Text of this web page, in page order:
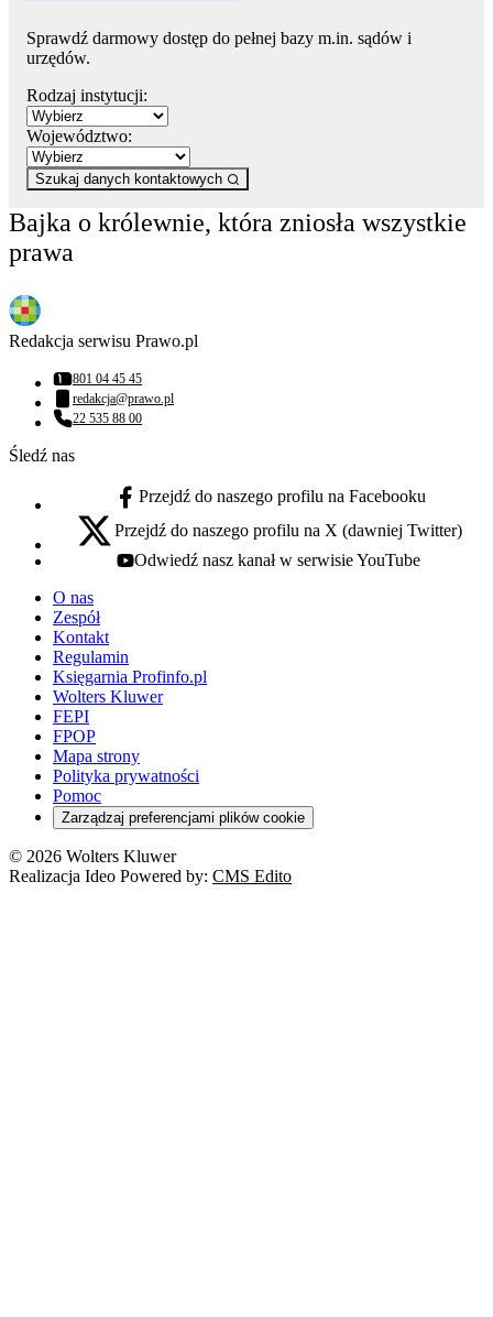
Sprawdź darmowy dostęp do pełnej bazy m.in. sądów i
urzędów.
Rodzaj instytucji:
Województwo:
Szukaj danych kontaktowych
Bajka o królewnie, która zniosła wszystkie
prawa
Redakcja serwisu Prawo.pl
Numer telefonu:
801 04 45 45
Adres email:
redakcja@prawo.pl
Numer telefonu:
22 535 88 00
Śledź nas
facebook - otwiera się w nowej karcie
Przejdź do naszego profilu na Facebooku
x - otwiera się w nowej karcie
Przejdź do naszego profilu na X (dawniej Twitter)
youtube - otwiera się w nowej karcie
Odwiedź nasz kanał w serwisie YouTube
O nas
Zespół
Kontakt
Regulamin
Księgarnia Profinfo.pl
Wolters Kluwer
FEPI
FPOP
Mapa strony
Polityka prywatności
Pomoc
Zarządzaj preferencjami plików cookie
© 2026 Wolters Kluwer
Realizacja Ideo Powered by: CMS Edito